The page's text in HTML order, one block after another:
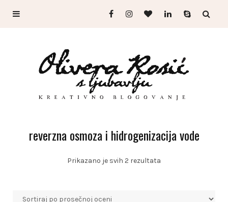
reverzna osmoza i hidrogenizacija vode
Prikazano je svih 2 rezultata